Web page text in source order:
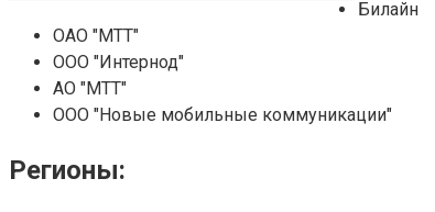
Билайн
ОАО "МТТ"
ООО "Интернод"
АО "МТТ"
ООО "Новые мобильные коммуникации"
Регионы: